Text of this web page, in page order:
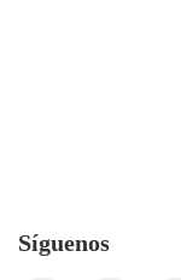
Síguenos